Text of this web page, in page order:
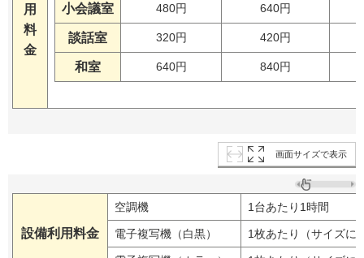
用
料
金
小会議室 480円 640円
談話室 320円 420円
和室 640円 840円
画面サイズで表示
設備利用料金
空調機 1台あたり1時間
電子複写機（白黒） 1枚あたり（サイズに